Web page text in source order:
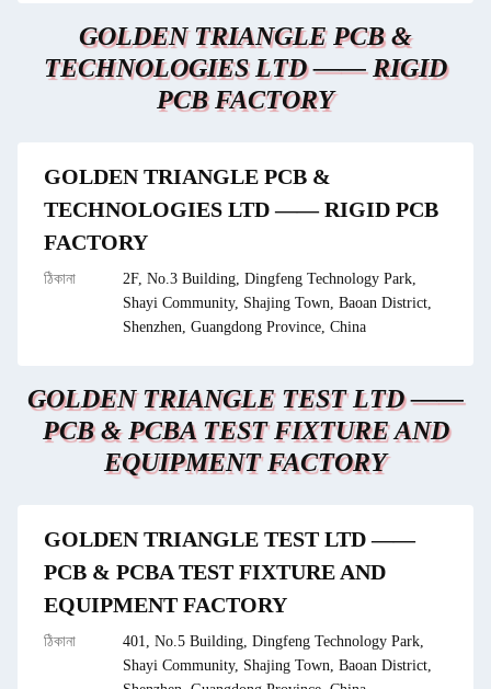
GOLDEN TRIANGLE PCB &
TECHNOLOGIES LTD —— RIGID
PCB FACTORY
GOLDEN TRIANGLE PCB &
TECHNOLOGIES LTD —— RIGID PCB
FACTORY
ঠিকানা
2F, No.3 Building, Dingfeng Technology Park,
Shayi Community, Shajing Town, Baoan District,
Shenzhen, Guangdong Province, China
GOLDEN TRIANGLE TEST LTD ——
PCB & PCBA TEST FIXTURE AND
EQUIPMENT FACTORY
GOLDEN TRIANGLE TEST LTD ——
PCB & PCBA TEST FIXTURE AND
EQUIPMENT FACTORY
ঠিকানা
401, No.5 Building, Dingfeng Technology Park,
Shayi Community, Shajing Town, Baoan District,